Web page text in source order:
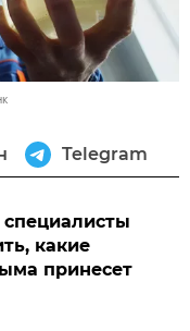
Telegram
какие
принесет